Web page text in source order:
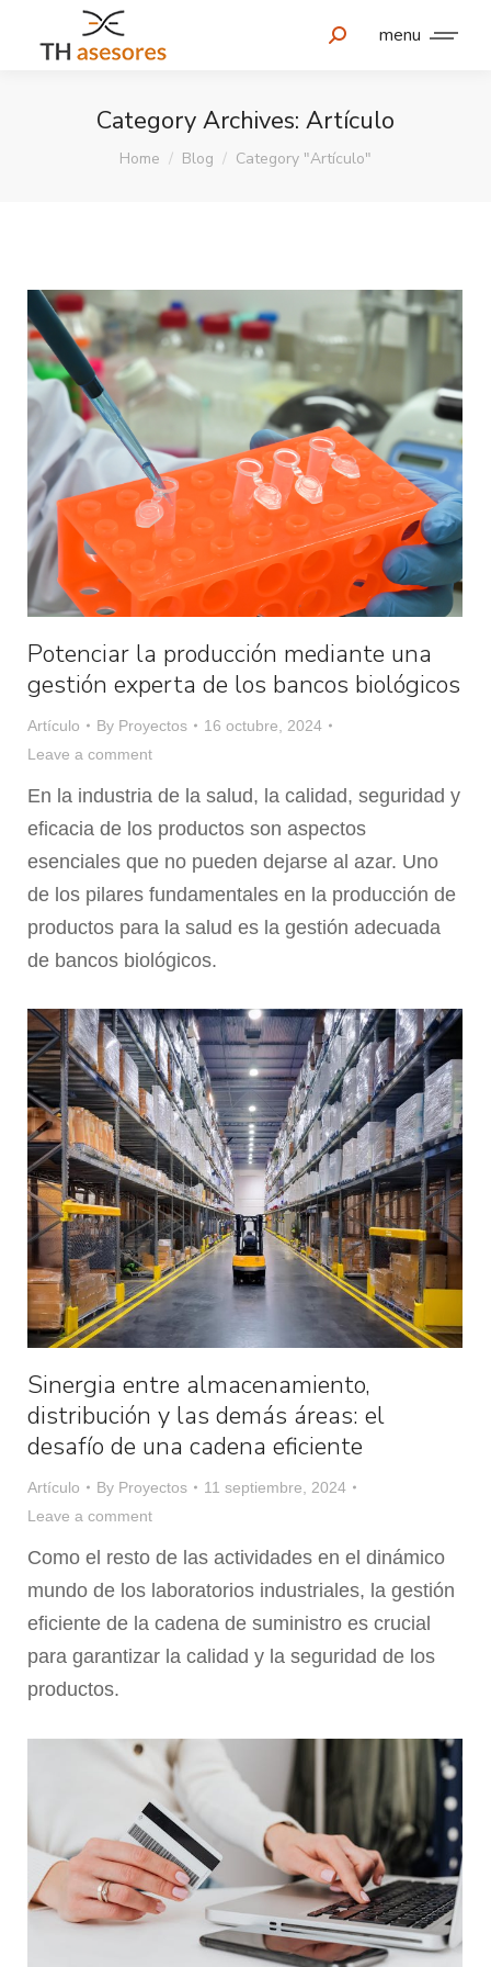
menu
Category Archives: Artículo
You are here:
Home Blog Category "Artículo"
Potenciar la producción mediante una
gestión experta de los bancos biológicos
Artículo By Proyectos
16 octubre, 2024
Leave a comment
En la industria de la salud, la calidad, seguridad y
eficacia de los productos son aspectos
esenciales que no pueden dejarse al azar. Uno
de los pilares fundamentales en la producción de
productos para la salud es la gestión adecuada
de bancos biológicos.
Sinergia entre almacenamiento,
distribución y las demás áreas: el
desafío de una cadena eficiente
Artículo By Proyectos
11 septiembre, 2024
Leave a comment
Como el resto de las actividades en el dinámico
mundo de los laboratorios industriales, la gestión
eficiente de la cadena de suministro es crucial
para garantizar la calidad y la seguridad de los
productos.